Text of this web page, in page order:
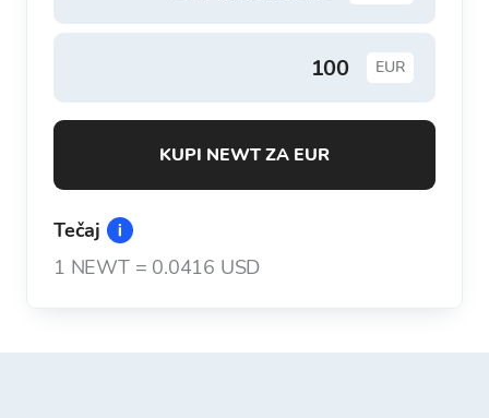
EUR
KUPI NEWT ZA EUR
Tečaj
1 NEWT= 0.0416 USD